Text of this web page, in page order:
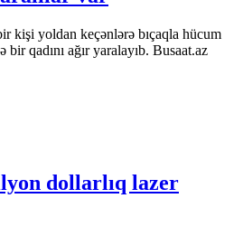
kişi yoldan keçənlərə bıçaqla hücum
qadını ağır yaralayıb. Busaat.az
dollarlıq lazer